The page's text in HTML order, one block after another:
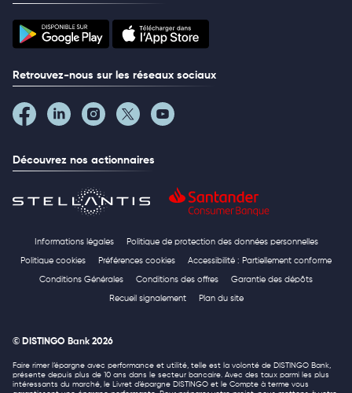
Retrouvez-nous sur les réseaux sociaux
Découvrez nos actionnaires
Informations légales Politique de protection des données personnelles
Politique cookies Préférences cookies Accessibilité : Partiellement conforme
Conditions Générales Conditions des offres Garantie des dépôts
Recueil signalement Plan du site
© DISTINGO Bank 2026
Faire rimer l’épargne avec performance et utilité, telle est la volonté de DISTINGO Bank,
présente depuis plus de 10 ans dans le secteur bancaire. Avec des taux parmi les plus
intéressants du marché, le Livret d’épargne DISTINGO et le Compte à terme vous